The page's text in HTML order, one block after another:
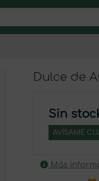
Dulce de
Sin
AVÍSAME
Más